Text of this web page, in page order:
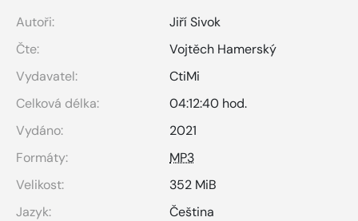
Autoři:
Jiří Sivok
Čte:
Vojtěch Hamerský
Vydavatel:
CtiMi
Celková délka:
04:12:40 hod.
Vydáno:
2021
Formáty:
MP3
Velikost:
352 MiB
Jazyk:
Čeština